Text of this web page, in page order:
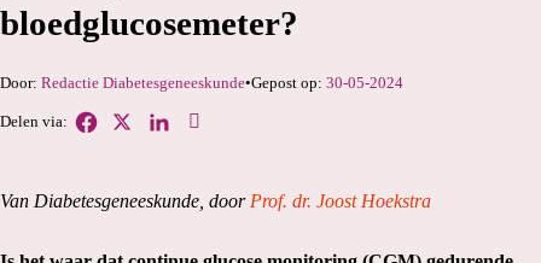
bloedglucosemeter?
Redactie Diabetesgeneeskunde 30-05-2024
Van Diabetesgeneeskunde, doorProf. dr. Joost Hoekstra